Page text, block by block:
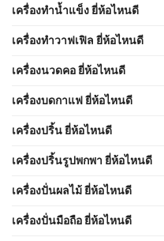
เครื่องทำน้ำแข็ง ยี่ห้อไหนดี
เครื่องทำวาฟเฟิล ยี่ห้อไหนดี
เครื่องนวดคอ ยี่ห้อไหนดี
เครื่องบดกาแฟ ยี่ห้อไหนดี
เครื่องปริ้น ยี่ห้อไหนดี
เครื่องปริ้นรูปพกพา ยี่ห้อไหนดี
เครื่องปั่นผลไม้ ยี่ห้อไหนดี
เครื่องปั่นมือถือ ยี่ห้อไหนดี